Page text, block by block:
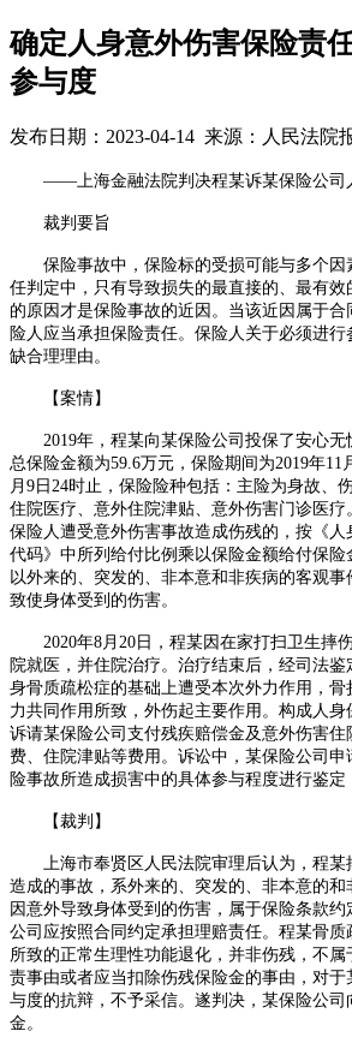
确定人身意外伤害保险责
参与度
发布日期：2023-04-14 来源：人民法院
——上海金融法院判决程某诉某保险公司
裁判要旨
保险事故中，保险标的受损可能与多个因
任判定中，只有导致损失的最直接的、最有效
的原因才是保险事故的近因。当该近因属于
险人应当承担保险责任。保险人关于必须进行
缺合理理由。
【案情】
2019年，程某向某保险公司投保了安心无
总保险金额为59.6万元，保险期间为2019年11
月 9 日 24时止，保险险种包括：主险为身故、
住院医疗、意外住院津贴、意外伤害门诊医疗
保险人遭受意外伤害事故造成伤残的，按《人
代码》中所列给付比例乘以保险金额给付保险
以外来的、突发的、非本意和非疾病的客观事
致使身体受到的伤害。
2020年8 月 20 日，程某因在家打扫卫生摔
院就医，并住院治疗。治疗结束后，经司法鉴
身骨质疏松症的基础上遭受本次外力作用，
力共同作用所致，外伤起主要作用。构成人
诉请某保险公司支付残疾赔偿金及意外伤害住
费、住院津贴等费用。诉讼中，某保险公司
险事故所造成损害中的具体参与程度进行鉴定
【裁判】
上海市奉贤区人民法院审理后认为，程某
造成的事故，系外来的、突发的、非本意的和
因意外导致身体受到的伤害，属于保险条款
公司应按照合同约定承担理赔责任。程某骨
所致的正常生理性功能退化，并非伤残，不
责事由或者应当扣除伤残保险金的事由，对于
与度的抗辩，不予采信。遂判决，某保险公
金。